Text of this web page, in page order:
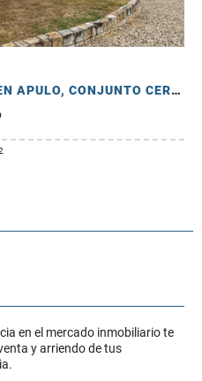
VENTA FINCA AMOBLADA EN APULO, CONJUNTO CERRADO, 3.778 MTS
en el mercado inmobiliario te
y arriendo de tus